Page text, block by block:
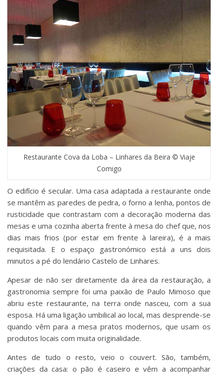
Restaurante Cova da Loba – Linhares da Beira © Viaje
Comigo
O edifício é secular. Uma casa adaptada a restaurante onde
se mantêm as paredes de pedra, o forno a lenha, pontos de
rusticidade que contrastam com a decoração moderna das
mesas e uma cozinha aberta frente à mesa do chef que, nos
dias mais frios (por estar em frente à lareira), é a mais
requisitada. E o espaço gastronómico está a uns dois
minutos a pé do lendário Castelo de Linhares.
Apesar de não ser diretamente da área da restauração, a
gastronomia sempre foi uma paixão de Paulo Mimoso que
abriu este restaurante, na terra onde nasceu, com a sua
esposa. Há uma ligação umbilical ao local, mas desprende-se
quando vêm para a mesa pratos modernos, que usam os
produtos locais com muita originalidade.
Antes de tudo o resto, veio o couvert. São, também,
criações da casa: o pão é caseiro e vêm a acompanhar